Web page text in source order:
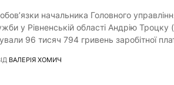
начальника Головного
у Рівненській області Андрію Троцку
96 тисяч 794 гривень заробітної
ВАЛЕРІЯ ХОМИЧ